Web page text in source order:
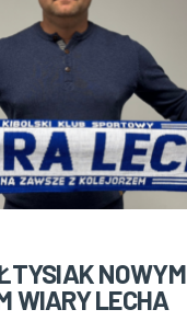
NOWYM
WIARY LECHA